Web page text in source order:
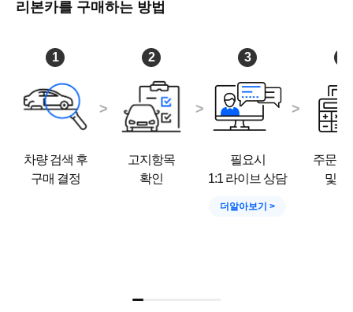
리본카를 구매하는 방법
1
차량 검색 후
구매 결정
2
고지항목
확인
3
필요시
1:1 라이브 상담
더알아보기
주문서
및